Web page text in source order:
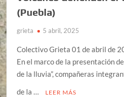
(Puebla)
grieta 5 abril, 2025
Colectivo Grieta 01 de abril de
En el marco de la presentación
de la lluvia”, compañeras
de la …
LEER MÁS